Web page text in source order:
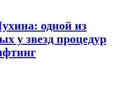
одной из
у звезд процедур